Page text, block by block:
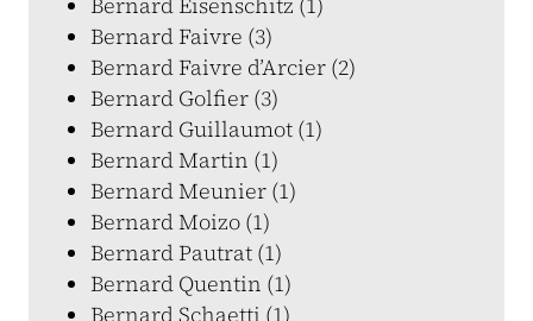
Bernard Faivre (3)
Bernard Faivre d’Arcier (2)
Bernard Golfier (3)
Bernard Guillaumot (1)
Bernard Martin (1)
Bernard Meunier (1)
Bernard Moizo (1)
Bernard Pautrat (1)
Bernard Quentin (1)
Bernard Schaetti (1)